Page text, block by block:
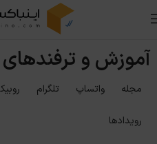
آموزش و ترفندهای
مجله واتساپ تلگرام
رویدادها